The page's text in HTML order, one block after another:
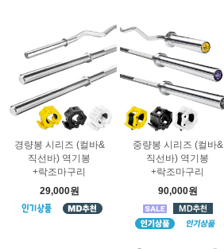
경량봉 시리즈 (컬바&
직선바) 역기봉
+락조마구리
29,000원
중량봉 시리즈 (컬바&
직선바) 역기봉
+락조마구리
90,000원